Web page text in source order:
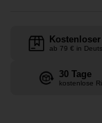
ab 79 € in
30 Tage
kostenlose